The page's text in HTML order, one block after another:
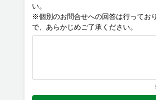
い。
※個別のお問合せへの回答は行ってお